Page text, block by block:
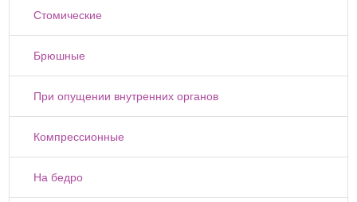
Стомические
Брюшные
При опущении внутренних органов
Компрессионные
На бедро